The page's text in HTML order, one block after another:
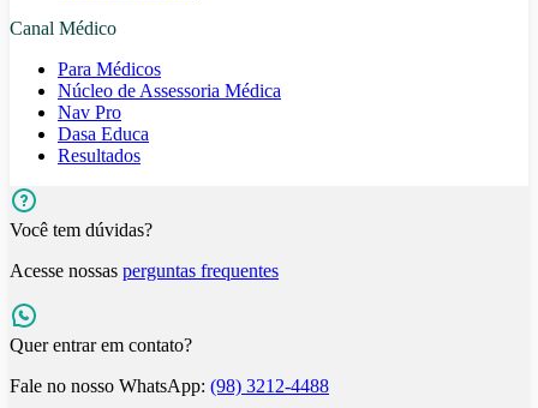
Canal Médico
Para Médicos
Núcleo de Assessoria Médica
Nav Pro
Dasa Educa
Resultados
Você tem dúvidas?
Acesse nossas perguntas frequentes
Quer entrar em contato?
Fale no nosso WhatsApp: (98) 3212-4488